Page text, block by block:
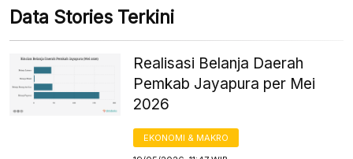
Data Stories Terkini
Realisasi Belanja Daerah
Pemkab Jayapura per Mei
2026
EKONOMI & MAKRO